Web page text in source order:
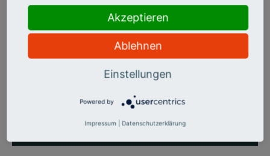
Akzeptieren
Ablehnen
Einstellungen
Powered by
Impressum Datenschutzerklärung